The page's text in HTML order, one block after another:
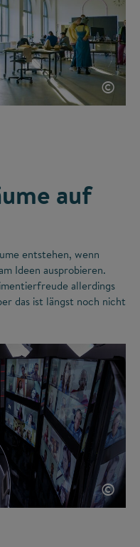
©
auf
entstehen, wenn
Ideen ausprobieren.
allerdings
das ist längst noch nicht
©